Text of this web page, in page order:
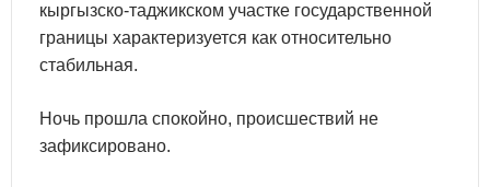
кыргызско-таджикском участке государственной
границы характеризуется как относительно
стабильная.
Ночь прошла спокойно, происшествий не
зафиксировано.